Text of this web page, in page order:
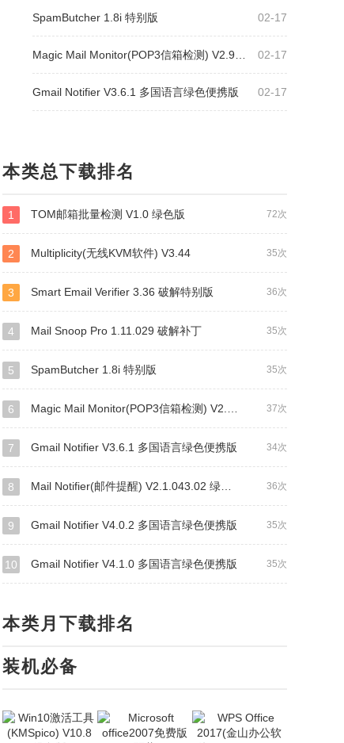
02-17
SpamButcher 1.8i 特别版
02-17
02-17
Gmail Notifier V3.6.1 多国语言绿色便携版
本类总下载排名
72次
1 TOM邮箱批量检测 V1.0 绿色版
35次
2 Multiplicity(无线KVM软件) V3.44
36次
3 Smart Email Verifier 3.36 破解特别版
35次
4 Mail Snoop Pro 1.11.029 破解补丁
35次
5 SpamButcher 1.8i 特别版
37次
6 Magic Mail Monitor(POP3信箱检测) V2.94 beta 15 绿色汉化版
34次
7 Gmail Notifier V3.6.1 多国语言绿色便携版
36次
8 Mail Notifier(邮件提醒) V2.1.043.02 绿色汉化版
35次
9 Gmail Notifier V4.0.2 多国语言绿色便携版
35次
10 Gmail Notifier V4.1.0 多国语言绿色便携版
本类月下载排名
装机必备